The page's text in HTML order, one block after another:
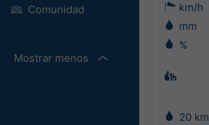
Comunidad
Mostrar menos
km/h
mm
%
20 km